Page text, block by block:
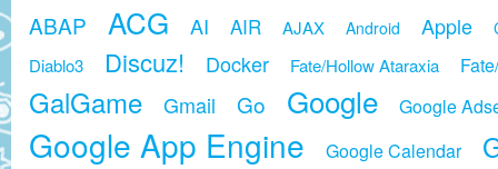
ABAP ACG AI AIR AJAX Android Apple
Diablo3 Discuz! Docker Fate/Hollow Ataraxia
GalGame Gmail Go Google Google
Google App Engine Google Calendar